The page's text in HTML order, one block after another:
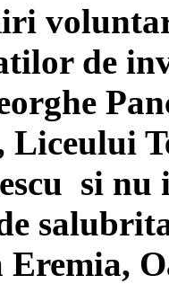
de
Liceului
si
Eremia,